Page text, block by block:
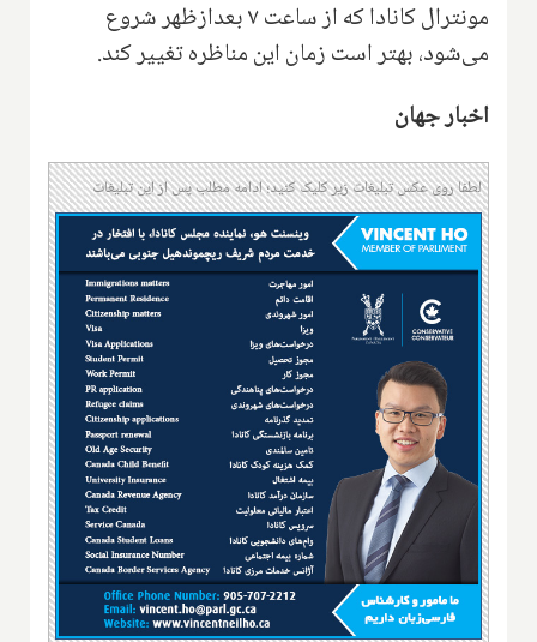
مونترال کانادا که از ساعت ۷ بعدازظهر شروع
می‌شود، بهتر است زمان این مناظره تغییر کند.
اخبار جهان
لطفا روی عکس تبلیغات زیر کلیک کنید؛ ادامه مطلب پس از این تبلیغات